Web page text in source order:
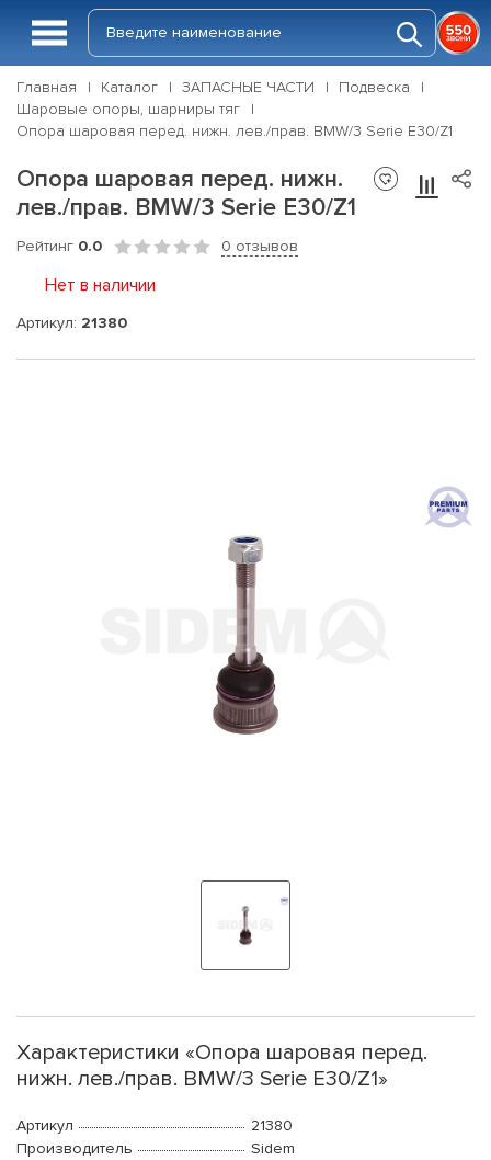
Главная Каталог ЗАПАСНЫЕ ЧАСТИ
Подвеска
Шаровые опоры, шарниры тяг
Опора шаровая перед. нижн. лев./прав. BMW/3 Serie E30/Z1
Опора шаровая перед. нижн.
лев./прав. BMW/3 Serie E30/Z1
Рейтинг 0.0 0 отзывов
Нет в наличии
Артикул: 21380
Характеристики «Опора шаровая перед.
нижн. лев./прав. BMW/3 Serie E30/Z1»
Артикул
21380
Производитель
Sidem